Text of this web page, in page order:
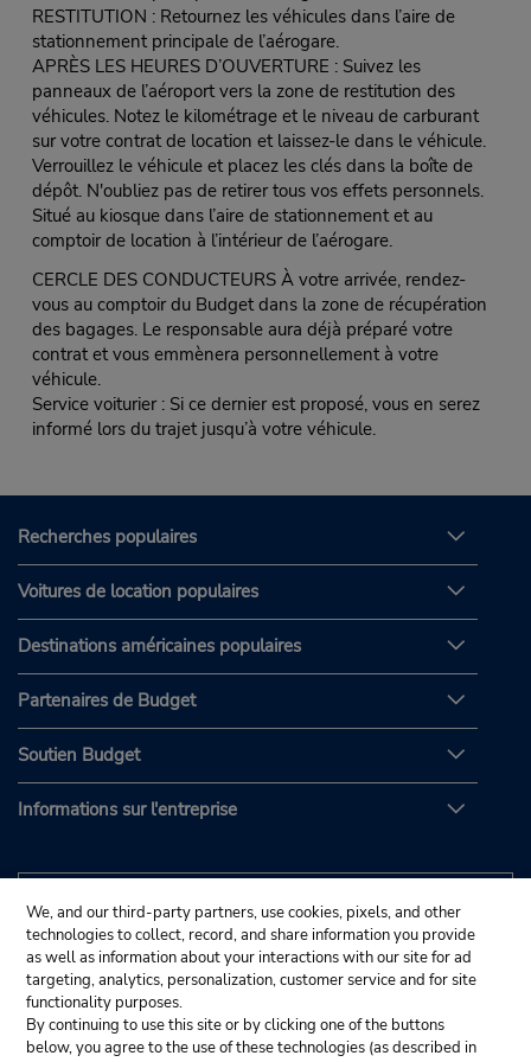
RESTITUTION : Retournez les véhicules dans l’aire de
stationnement principale de l’aérogare.
APRÈS LES HEURES D’OUVERTURE : Suivez les
panneaux de l’aéroport vers la zone de restitution des
véhicules. Notez le kilométrage et le niveau de carburant
sur votre contrat de location et laissez-le dans le véhicule.
Verrouillez le véhicule et placez les clés dans la boîte de
dépôt. N'oubliez pas de retirer tous vos effets personnels.
Situé au kiosque dans l’aire de stationnement et au
comptoir de location à l’intérieur de l’aérogare.
CERCLE DES CONDUCTEURS À votre arrivée, rendez-
vous au comptoir du Budget dans la zone de récupération
des bagages. Le responsable aura déjà préparé votre
contrat et vous emmènera personnellement à votre
véhicule.
Service voiturier : Si ce dernier est proposé, vous en serez
informé lors du trajet jusqu’à votre véhicule.
Recherches populaires
Voitures de location populaires
Destinations américaines populaires
Partenaires de Budget
Soutien Budget
Informations sur l'entreprise
We, and our third-party partners, use cookies, pixels, and other
technologies to collect, record, and share information you provide
as well as information about your interactions with our site for ad
targeting, analytics, personalization, customer service and for site
functionality purposes.
By continuing to use this site or by clicking one of the buttons
below, you agree to the use of these technologies (as described in